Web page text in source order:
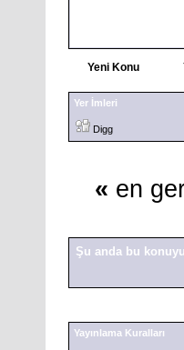
Yeni Konu
Yer İmleri
Digg
« en
Şu anda bu
Yayınlama Kuralları